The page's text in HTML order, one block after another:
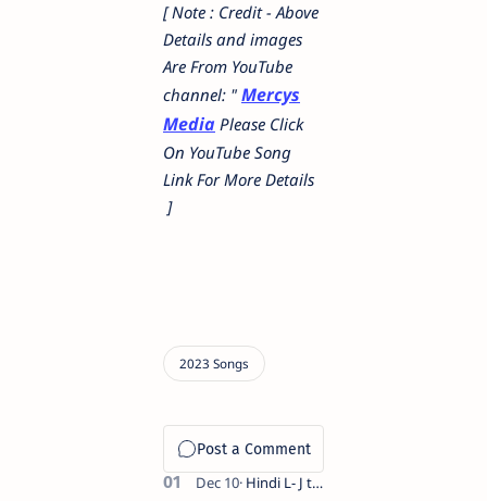
[ Note : Credit - Above
Details and images
Are From YouTube
channel: " Mercys
Media Please Click
On YouTube Song
Link For More Details
]